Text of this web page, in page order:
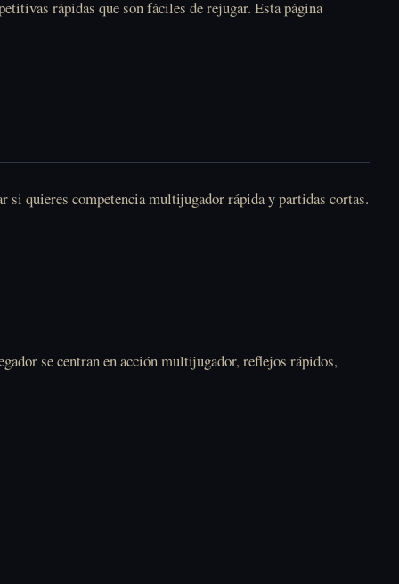
rápidas que son fáciles de rejugar. Esta página
si quieres competencia multijugador rápida y partidas cortas.
se centran en acción multijugador, reflejos rápidos,